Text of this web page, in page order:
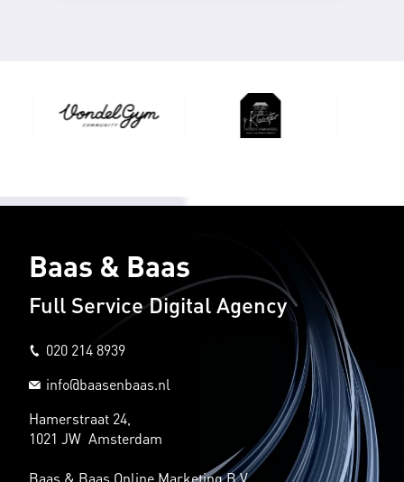
Baas & Baas
Full Service Digital Agency
020 214 8939
info@baasenbaas.nl
Hamerstraat 24,
1021 JW Amsterdam